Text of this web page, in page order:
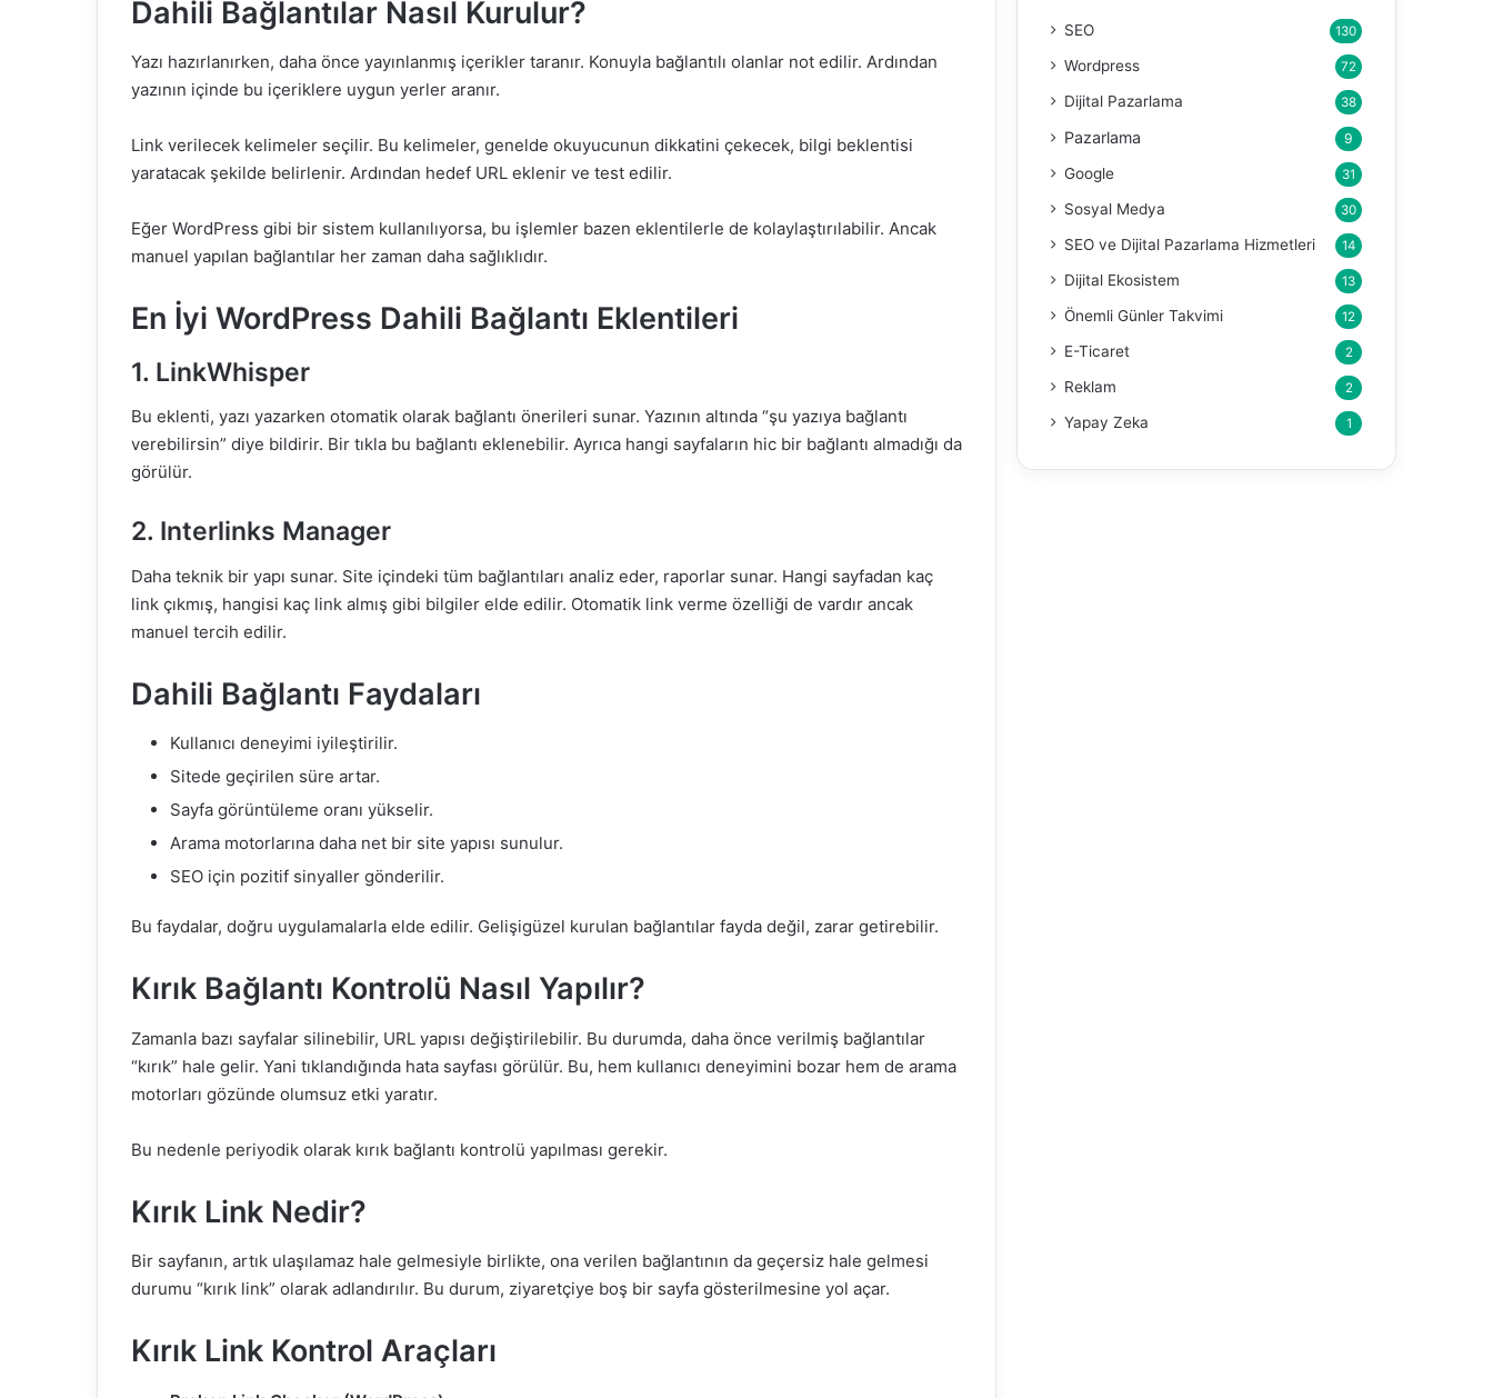
Dahili Bağlantılar Nasıl Kurulur?
Yazı hazırlanırken, daha önce yayınlanmış içerikler taranır. Konuyla bağlantılı olanlar not edilir. Ardından
yazının içinde bu içeriklere uygun yerler aranır.
Link verilecek kelimeler seçilir. Bu kelimeler, genelde okuyucunun dikkatini çekecek, bilgi beklentisi
yaratacak şekilde belirlenir. Ardından hedef URL eklenir ve test edilir.
Eğer WordPress gibi bir sistem kullanılıyorsa, bu işlemler bazen eklentilerle de kolaylaştırılabilir. Ancak
manuel yapılan bağlantılar her zaman daha sağlıklıdır.
En İyi WordPress Dahili Bağlantı Eklentileri
1. LinkWhisper
Bu eklenti, yazı yazarken otomatik olarak bağlantı önerileri sunar. Yazının altında “şu yazıya bağlantı
verebilirsin” diye bildirir. Bir tıkla bu bağlantı eklenebilir. Ayrıca hangi sayfaların hic bir bağlantı almadığı da
görülür.
2. Interlinks Manager
Daha teknik bir yapı sunar. Site içindeki tüm bağlantıları analiz eder, raporlar sunar. Hangi sayfadan kaç
link çıkmış, hangisi kaç link almış gibi bilgiler elde edilir. Otomatik link verme özelliği de vardır ancak
manuel tercih edilir.
Dahili Bağlantı Faydaları
Kullanıcı deneyimi iyileştirilir.
Sitede geçirilen süre artar.
Sayfa görüntüleme oranı yükselir.
Arama motorlarına daha net bir site yapısı sunulur.
SEO için pozitif sinyaller gönderilir.
Bu faydalar, doğru uygulamalarla elde edilir. Gelişigüzel kurulan bağlantılar fayda değil, zarar getirebilir.
Kırık Bağlantı Kontrolü Nasıl Yapılır?
Zamanla bazı sayfalar silinebilir, URL yapısı değiştirilebilir. Bu durumda, daha önce verilmiş bağlantılar
“kırık” hale gelir. Yani tıklandığında hata sayfası görülür. Bu, hem kullanıcı deneyimini bozar hem de arama
motorları gözünde olumsuz etki yaratır.
Bu nedenle periyodik olarak kırık bağlantı kontrolü yapılması gerekir.
Kırık Link Nedir?
Bir sayfanın, artık ulaşılamaz hale gelmesiyle birlikte, ona verilen bağlantının da geçersiz hale gelmesi
durumu “kırık link” olarak adlandırılır. Bu durum, ziyaretçiye boş bir sayfa gösterilmesine yol açar.
Kırık Link Kontrol Araçları
SEO 130
Wordpress 72
Dijital Pazarlama 38
Pazarlama 9
Google 31
Sosyal Medya 30
SEO ve Dijital Pazarlama Hizmetleri 14
Dijital Ekosistem 13
Önemli Günler Takvimi 12
E-Ticaret 2
Reklam 2
Yapay Zeka 1